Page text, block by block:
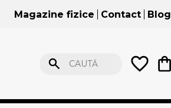
Magazine fizice Contact Blog
CAUTĂ